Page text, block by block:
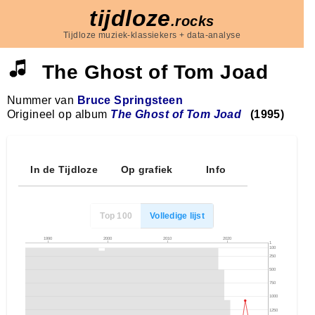
tijdloze.rocks
Tijdloze muziek-klassiekers + data-analyse
The Ghost of Tom Joad
Nummer van Bruce Springsteen
Origineel op album The Ghost of Tom Joad (1995)
In de Tijdloze Op grafiek Info
Top 100 Volledige lijst
1990 2000 2010 2020
1
100
250
500
750
1000
1250